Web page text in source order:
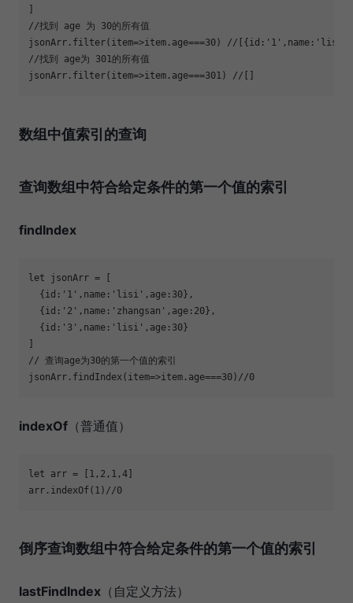
//找到 age 为 30的所有值
jsonArr.filter( item=>item.age===30 ) //
//找到 age为 301的所有值
jsonArr.filter( item=>item.age===301 ) //[]
数组中值索引的查询
查询数组中符合给定条件的第一个值的索引
findIndex
let
  {
id : '1' , name : 'lisi' , age : 30
  {
id : '2' , name : 'zhangsan' , age : 20
  {
id : '3' , name : 'lisi' , age : 30
// 查询age为30的第一个值的索引
jsonArr.findIndex( item=>item.age===30 ) //0
indexOf （普通值）
let arr = [ 1 , 2 , 1 ,4
arr.indexOf( 1 ) //0
倒序查询数组中符合给定条件的第一个值的索引
lastFindIndex （自定义方法）